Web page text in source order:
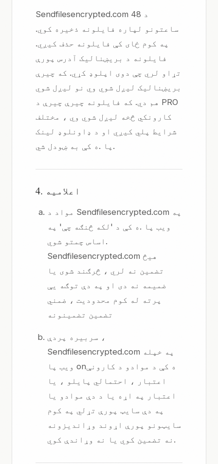
Sendfilesencrypted.com د 48
ساعتونو لپاره فایلونه ذخیره کوي.
په کوم ځای کې فایلونه حذف کیږي.
فایلونه د بریښنالیک آدرس پورې
تړاو لري چې دوی اپلوډ کړي. که چیرې
بریښنالیک لیږل شوي وي نو لیږل شوي
هم دي. که فایلونه چیرې چیرې د PRO
کارونکي څخه لیږل شوي وي ، مختلف
شرایط پلي کیږي او د ډاونلوډ لینک
پا .ه کې به ښودل شي.
4. اعلامیه
مواد د Sendfilesencrypted.com په
ویب پا .ه کې د 'لکه څنګه چې' په
اساس چمتو شوي.
Sendfilesencrypted.com هیڅ
تضمین نه لري ، څرګند شوی یا
ضمیمه نه دی او په دې توګه یې
پرته له کوم محدودیت ، ضمني
تضمین تضمینونه
سربیره پردې ،
Sendfilesencrypted.com په خپله
ویب پا onه کې د موادو د کارونې
اعتبار ، احتمالي پایلو ، یا
اعتبار په اړه یا د دې موادو یا
په دې سایټ پورې تړلي په کوم
سایټونو پورې اړوند وړاندیزونه
نه تضمین کوي یا نه وړاندې کوي.